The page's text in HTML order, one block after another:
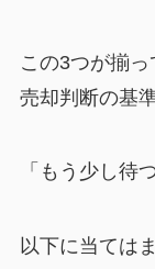
この3つが揃っ
売却判断の基
「もう少し待
以下に当ては